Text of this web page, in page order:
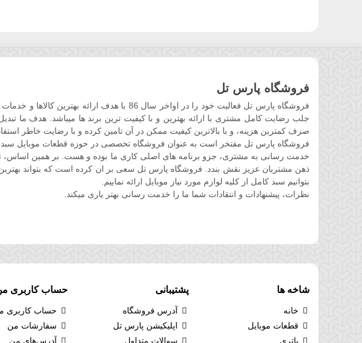
فروشگاه پارس تل
فروشگاه پارس تل فعالیت خود را در اواخر سال
جلب رضایت کامل مشتری با ارائه بهترین و با کیفیت ترین برند ها میباشد. هدف ما
صرف کمترین هزینه، و با بالاترین کیفیت ممکن در آن تامین کرده و با رضایت خاطر
فروشگاه پارس تل مفتخر است به عنوان فروشگاه تخصصی در حوزه قطعات موبایل سبد
خدمت رسانی به مشتری، جزو برنامه های اصلی کاری ما بوده و هست. بر همین اساس،
ذهن مشتریان عزیز نقش بندد. فروشگاه پارس تل سعی بر ان کرده است که بتواند بهترین
بتوانیم سبد کامل از کلیه لوازم مورد نیاز موبایل ارائه نماییم.
نظرات، پیشنهادات و انتقادات شما ما را خدمت رسانی بهتر یاری میکند.
شاخه ها
خانه
قطعات موبایل
باتری
پشتیبانی
آدرس فروشگاه
اپلیکیشن پارس تل
سوالات متداول
حساب کاربری
حساب کاربری
سفارشات من
آدرس‌های من